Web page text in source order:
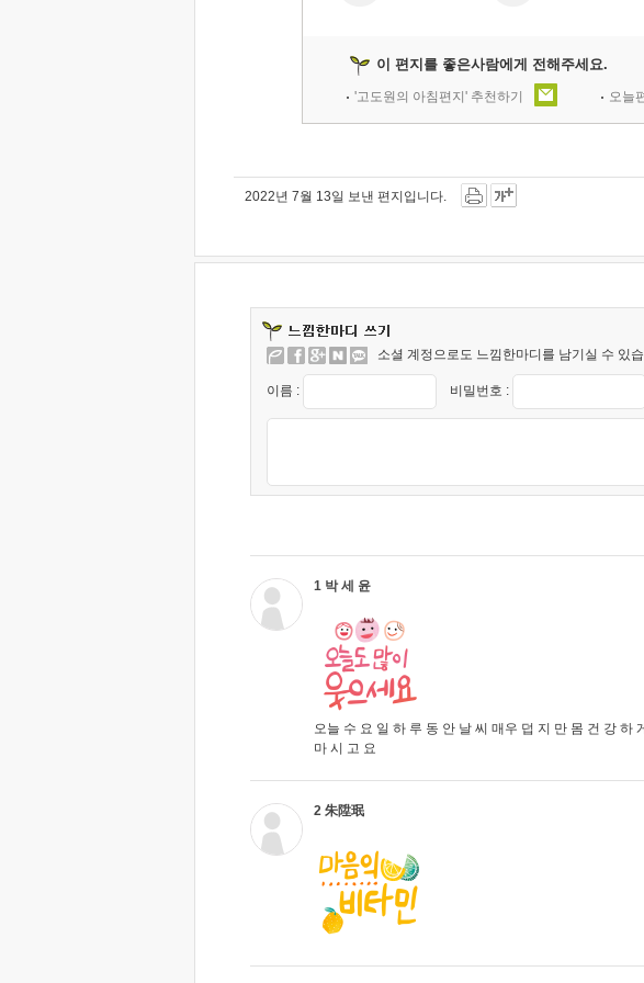
이 편지를 좋은사람에게 전해주세요.
'고도원의 아침편지' 추천하기 오늘
2022년 7월 13일 보낸 편지입니다.
소셜 계정으로도 느낌한마디를 남기실 수 있
이름 : 비밀번호 :
1 박 세 윤
오늘 수 요 일 하 루 동 안 날 씨 매우 덥 지 만 몸 건 강 하
마 시 고 요
2 朱陞珉